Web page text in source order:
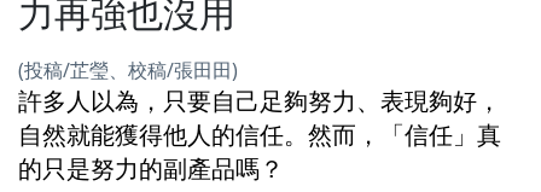
力再強也沒用
(投稿/芷瑩、校稿/張田田)
許多人以為，只要自己足夠努力、表現夠好，
自然就能獲得他人的信任。然而，「信任」真
的只是努力的副產品嗎？